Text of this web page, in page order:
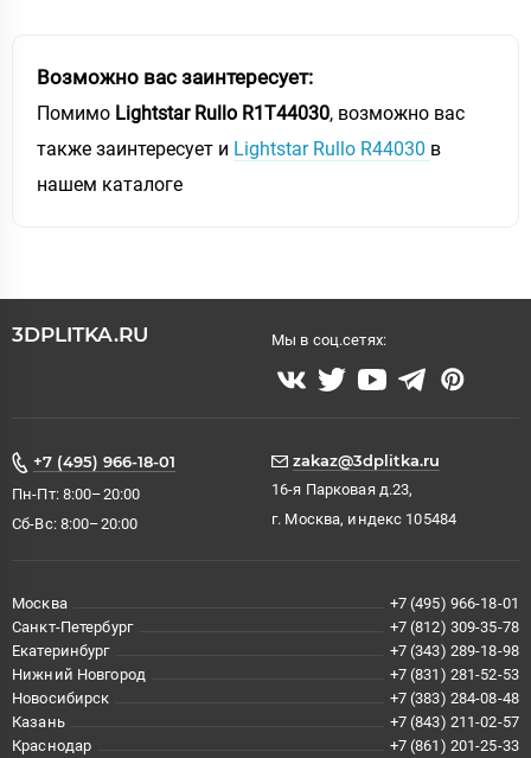
Возможно вас заинтересует:
Помимо Lightstar Rullo R1T44030, возможно вас
также заинтересует и Lightstar Rullo R44030 в
нашем каталоге
3DPLITKA.RU Мы в соц.сетях:
+7 (495) 966-18-01
Пн-Пт: 8:00–20:00
Сб-Вс: 8:00–20:00
zakaz@3dplitka.ru
16-я Парковая д.23,
г. Москва, индекс 105484
Москва
+7 (495) 966-18-01
Санкт-Петербург
+7 (812) 309-35-78
Екатеринбург
+7 (343) 289-18-98
Нижний Новгород
+7 (831) 281-52-53
Новосибирск
+7 (383) 284-08-48
Казань
+7 (843) 211-02-57
Краснодар
+7 (861) 201-25-33